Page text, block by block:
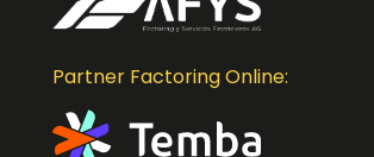
Partner Factoring Online: